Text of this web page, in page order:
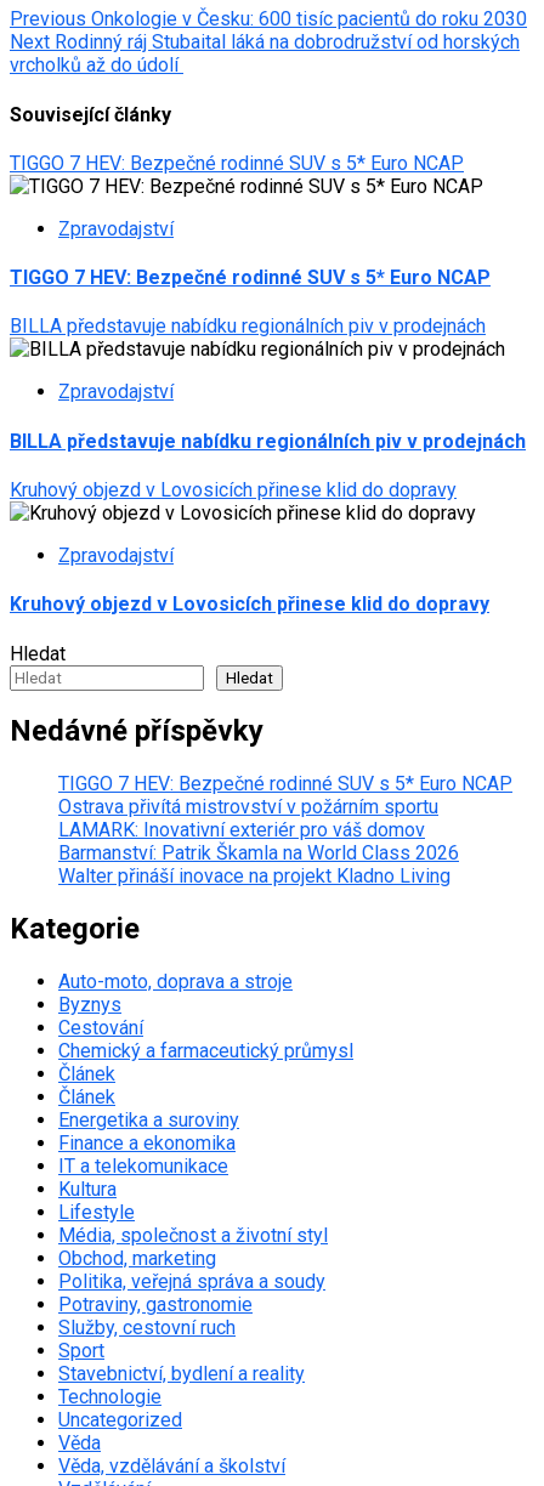
Post
navigation
Previous Onkologie v Česku: 600 tisíc pacientů do roku 2030
Next Rodinný ráj Stubaital láká na dobrodružství od horských
vrcholků až do údolí
Související články
TIGGO 7 HEV: Bezpečné rodinné SUV s 5* Euro NCAP
Zpravodajství
TIGGO 7 HEV: Bezpečné rodinné SUV s 5* Euro NCAP
BILLA představuje nabídku regionálních piv v prodejnách
Zpravodajství
BILLA představuje nabídku regionálních piv v prodejnách
Kruhový objezd v Lovosicích přinese klid do dopravy
Zpravodajství
Kruhový objezd v Lovosicích přinese klid do dopravy
Hledat
Hledat
Nedávné příspěvky
TIGGO 7 HEV: Bezpečné rodinné SUV s 5* Euro NCAP
Ostrava přivítá mistrovství v požárním sportu
LAMARK: Inovativní exteriér pro váš domov
Barmanství: Patrik Škamla na World Class 2026
Walter přináší inovace na projekt Kladno Living
Kategorie
Auto-moto, doprava a stroje
Byznys
Cestování
Chemický a farmaceutický průmysl
Článek
Článek
Energetika a suroviny
Finance a ekonomika
IT a telekomunikace
Kultura
Lifestyle
Média, společnost a životní styl
Obchod, marketing
Politika, veřejná správa a soudy
Potraviny, gastronomie
Služby, cestovní ruch
Sport
Stavebnictví, bydlení a reality
Technologie
Uncategorized
Věda
Věda, vzdělávání a školství